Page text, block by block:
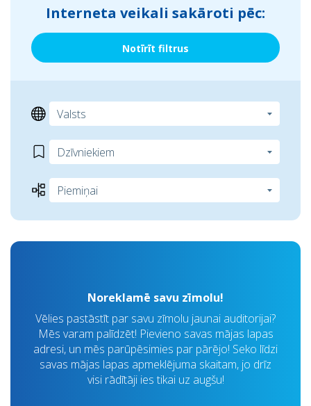
Interneta veikali sakāroti pēc:
Notīrīt filtrus
Noreklamē savu zīmolu!
Vēlies pastāstīt par savu zīmolu jaunai auditorijai?
Mēs varam palīdzēt! Pievieno savas mājas lapas
adresi, un mēs parūpēsimies par pārējo! Seko līdzi
savas mājas lapas apmeklējuma skaitam, jo drīz
visi rādītāji ies tikai uz augšu!